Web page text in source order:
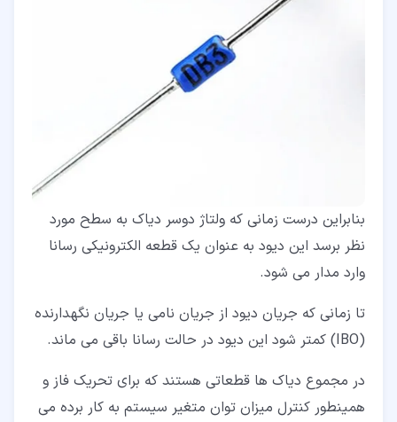
بنابراین درست زمانی که ولتاژ دوسر دیاک به سطح مورد
نظر برسد این دیود به عنوان یک قطعه الکترونیکی رسانا
وارد مدار می شود.
تا زمانی که جریان دیود از جریان نامی یا جریان نگهدارنده
(IBO) کمتر شود این دیود در حالت رسانا باقی می ماند.
در مجموع دیاک ها قطعاتی هستند که برای تحریک فاز و
همینطور کنترل میزان توان متغیر سیستم به کار برده می